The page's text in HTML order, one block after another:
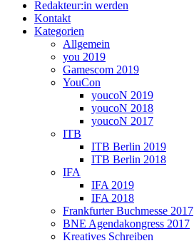
Redakteur:in werden
Kontakt
Kategorien
Allgemein
you 2019
Gamescom 2019
YouCon
youcoN 2019
youcoN 2018
youcoN 2017
ITB
ITB Berlin 2019
ITB Berlin 2018
IFA
IFA 2019
IFA 2018
Frankfurter Buchmesse 2017
BNE Agendakongress 2017
Kreatives Schreiben